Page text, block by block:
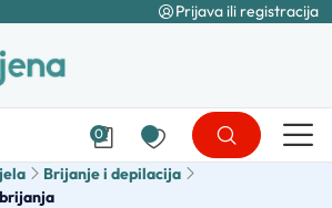
Prijava ili registracija
0
Brijanje i depilacija